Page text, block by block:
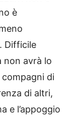
è
Difficile
non avrà lo
di
di altri,
e l’appoggio